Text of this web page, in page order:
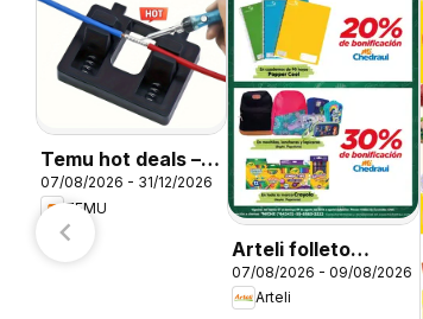
Temu hot deals –
Mexico
07/08/2026 - 31/12/2026
TEMU
Arteli folleto
Regreso a clases
07/08/2026 - 09/08/2026
Arteli